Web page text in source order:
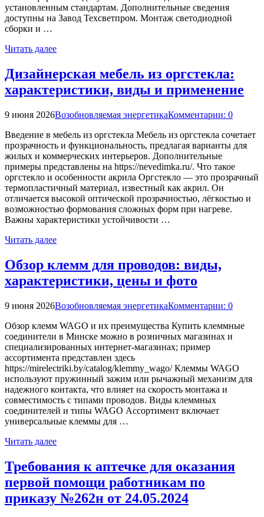
установленным стандартам. Дополнительные сведения
доступны на Завод Техсветпром. Монтаж светодиодной
сборки и …
Читать далее
Дизайнерская мебель из оргстекла:
характеристики, виды и применение
9 июня 2026Возобновляемая энергетикаКомментарии: 0
Введение в мебель из оргстекла Мебель из оргстекла сочетает
прозрачность и функциональность, предлагая варианты для
жилых и коммерческих интерьеров. Дополнительные
примеры представлены на https://nevedimka.ru/. Что такое
оргстекло и особенности акрила Оргстекло — это прозрачный
термопластичный материал, известный как акрил. Он
отличается высокой оптической прозрачностью, лёгкостью и
возможностью формования сложных форм при нагреве.
Важны характеристики устойчивости …
Читать далее
Обзор клемм для проводов: виды,
характеристики, цены и фото
9 июня 2026Возобновляемая энергетикаКомментарии: 0
Обзор клемм WAGO и их преимущества Купить клеммные
соединители в Минске можно в розничных магазинах и
специализированных интернет-магазинах; пример
ассортимента представлен здесь
https://mirelectriki.by/catalog/klemmy_wago/ Клеммы WAGO
используют пружинный зажим или рычажный механизм для
надежного контакта, что влияет на скорость монтажа и
совместимость с типами проводов. Виды клеммных
соединителей и типы WAGO Ассортимент включает
универсальные клеммы для …
Читать далее
Требования к аптечке для оказания
первой помощи работникам по
приказу №262н от 24.05.2024